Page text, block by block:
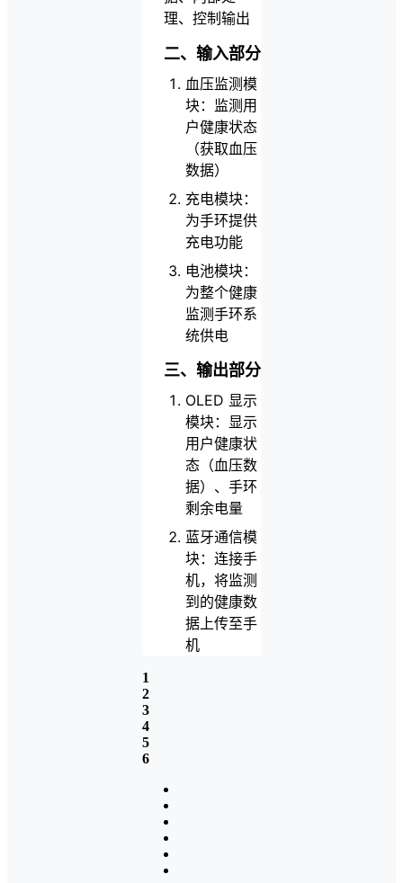
理、控制输出
二、输入部分
血压监测模
块：监测用
户健康状态
（获取血压
数据）
充电模块：
为手环提供
充电功能
电池模块：
为整个健康
监测手环系
统供电
三、输出部分
OLED 显示
模块：显示
用户健康状
态（血压数
据）、手环
剩余电量
蓝牙通信模
块：连接手
机，将监测
到的健康数
据上传至手
机
1
2
3
4
5
6